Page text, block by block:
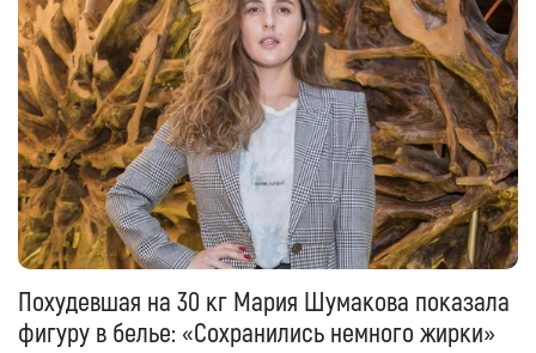
Похудевшая на 30 кг Мария Шумакова показала
фигуру в белье: «Сохранились немного жирки»